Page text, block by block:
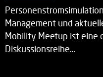
Management und
Mobility Meetup ist eine
Diskussionsreihe…